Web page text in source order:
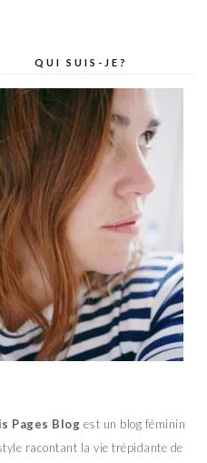
QUI SUIS-JE?
Pages Blog est un blog féminin
racontant la vie trépidante de